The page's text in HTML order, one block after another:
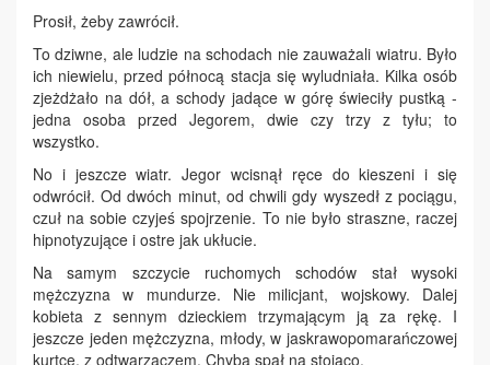
Prosił, żeby zawrócił.
To dziwne, ale ludzie na schodach nie zauważali wiatru. Było
ich niewielu, przed północą stacja się wyludniała. Kilka osób
zjeżdżało na dół, a schody jadące w górę świeciły pustką -
jedna osoba przed Jegorem, dwie czy trzy z tyłu; to
wszystko.
No i jeszcze wiatr. Jegor wcisnął ręce do kieszeni i się
odwrócił. Od dwóch minut, od chwili gdy wyszedł z pociągu,
czuł na sobie czyjeś spojrzenie. To nie było straszne, raczej
hipnotyzujące i ostre jak ukłucie.
Na samym szczycie ruchomych schodów stał wysoki
mężczyzna w mundurze. Nie milicjant, wojskowy. Dalej
kobieta z sennym dzieckiem trzymającym ją za rękę. I
jeszcze jeden mężczyzna, młody, w jaskrawopomarańczowej
kurtce, z odtwarzaczem. Chyba spał na stojąco.